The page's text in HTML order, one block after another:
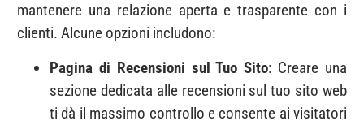
mantenere una relazione aperta e trasparente con i
clienti. Alcune opzioni includono:
Pagina di Recensioni sul Tuo Sito: Creare una
sezione dedicata alle recensioni sul tuo sito web
ti dà il massimo controllo e consente ai visitatori